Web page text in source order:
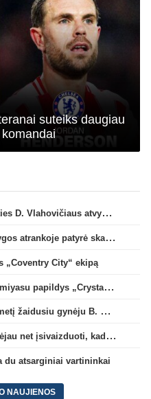
suteiks daugiau
S. Adali: „Besiktas“ klubas dirba ties D. Vlahovičiaus atvykimu“
V. Dambrausko ekipa Čempionų lygos atrankoje patyrė skaudžią nesėkmę
„Coventry City“ ekipą
Ilgametis „Arsenal“ žaidėjas T. Tomiyasu papildys „Crystal Palace“ ekipą
„Atalanta“ atsisveikino su dešimtmetį žaidusiu gynėju B. Djimsiti
M. Capanas: „Prieš pusmetį negalėjau net įsivaizduoti, kad žaisime prieš „Hajduk“
du atsarginiai vartininkai
NAUJIENOS